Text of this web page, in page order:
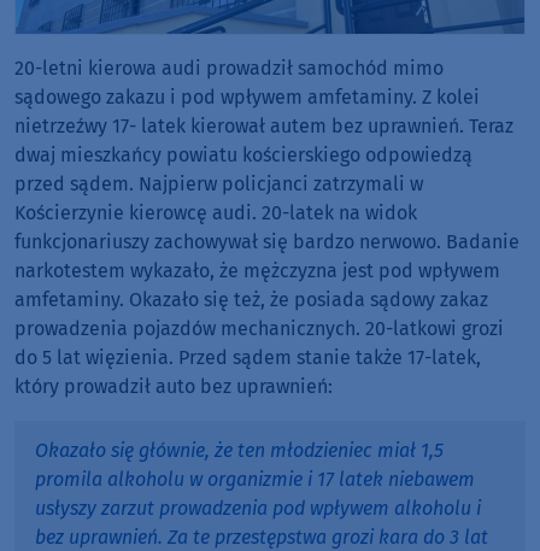
20-letni kierowa audi prowadził samochód mimo
sądowego zakazu i pod wpływem amfetaminy. Z kolei
nietrzeźwy 17- latek kierował autem bez uprawnień. Teraz
dwaj mieszkańcy powiatu kościerskiego odpowiedzą
przed sądem. Najpierw policjanci zatrzymali w
Kościerzynie kierowcę audi. 20-latek na widok
funkcjonariuszy zachowywał się bardzo nerwowo. Badanie
narkotestem wykazało, że mężczyzna jest pod wpływem
amfetaminy. Okazało się też, że posiada sądowy zakaz
prowadzenia pojazdów mechanicznych. 20-latkowi grozi
do 5 lat więzienia. Przed sądem stanie także 17-latek,
który prowadził auto bez uprawnień:
Okazało się głównie, że ten młodzieniec miał 1,5
promila alkoholu w organizmie i 17 latek niebawem
usłyszy zarzut prowadzenia pod wpływem alkoholu i
bez uprawnień. Za te przestępstwa grozi kara do 3 lat